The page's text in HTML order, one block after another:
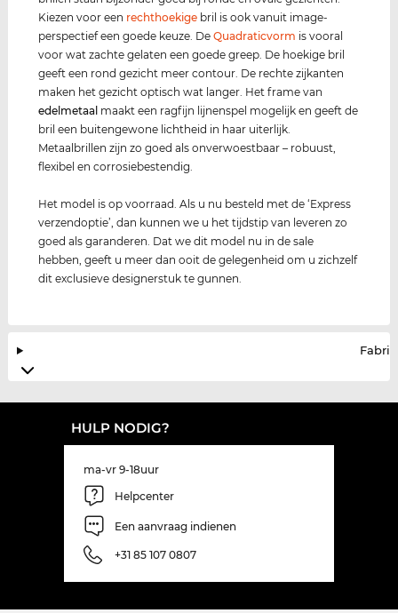
Kiezen voor een rechthoekige bril is ook vanuit image-
perspectief een goede keuze. DeQuadraticvorm is vooral
voor wat zachte gelaten een goede greep. De hoekige bril
geeft een rond gezicht meer contour. De rechte zijkanten
maken het gezicht optisch wat langer. Het frame van
edel metaal maakt een ragfijn lijnenspel mogelijk en geeft de
bril een buitengewone lichtheid in haar uiterlijk.
Metaalbrillen zijn zo goed als onverwoestbaar – robuust,
flexibel en corrosiebestendig.
Het model is op voorraad. Als u nu besteld met de ‘Express
verzendoptie’, dan kunnen we u het tijdstip van leveren zo
goed als garanderen. Dat we dit model nu in de sale
hebben, geeft u meer dan ooit de gelegenheid om u zichzelf
dit exclusieve designerstuk te gunnen.
HULP NODIG?
ma-vr 9-18uur
Helpcenter
Een aanvraag indienen
+31 85 107 0807